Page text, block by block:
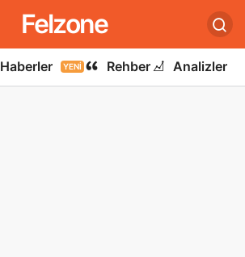
Felzone
Haberler YENI Rehber Analizler